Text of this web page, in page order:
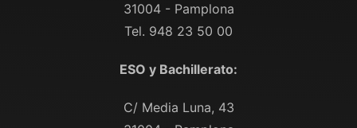
31004 - Pamplona
Tel. 948 23 50 00
ESO y Bachillerato:
C/ Media Luna, 43